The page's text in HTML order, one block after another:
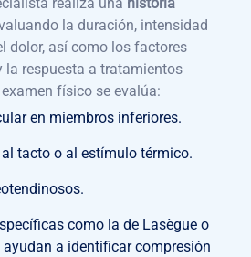
la duración, intensidad
dolor, así como los factores
la respuesta a tratamientos
físico se evalúa:
en miembros inferiores.
tacto o al estímulo térmico.
como la de Lasègue o
ayudan a identificar compresión